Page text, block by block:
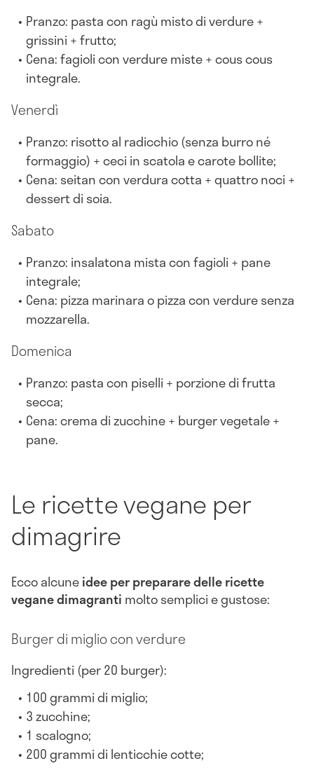
Pranzo: pasta con ragù misto di verdure +
grissini + frutto;
Cena: fagioli con verdure miste + cous cous
integrale.
Venerdì
Pranzo: risotto al radicchio (senza burro né
formaggio) + ceci in scatola e carote bollite;
Cena: seitan con verdura cotta + quattro noci +
dessert di soia.
Sabato
Pranzo: insalatona mista con fagioli + pane
integrale;
Cena: pizza marinara o pizza con verdure senza
mozzarella.
Domenica
Pranzo: pasta con piselli + porzione di frutta
secca;
Cena: crema di zucchine + burger vegetale +
pane.
Le ricette vegane per
dimagrire
Ecco alcuneidee per preparare delle ricette
vegane dimagranti molto semplici e gustose:
Burger di miglio con verdure
Ingredienti (per 20 burger):
100 grammi di miglio;
3 zucchine;
1 scalogno;
200 grammi di lenticchie cotte;